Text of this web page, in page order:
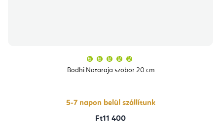
Bodhi Nataraja szobor 20 cm
átlagos
értékelése
csillag.
5-7 napon belül szállítunk
Ft11 400